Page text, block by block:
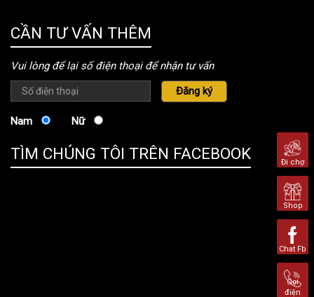
CẦN TƯ VẤN THÊM
Vui lòng để lại số điện thoại để nhận tư vấn
Nam Nữ
TÌM CHÚNG TÔI TRÊN FACEBOOK Đi chợ
Shop
Chat Fb
Gọi
điện